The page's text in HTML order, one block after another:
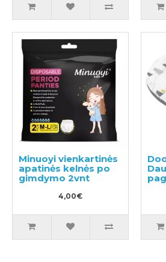
Minuoyi vienkartinės
apatinės kelnės po
gimdymo 2vnt
4,00€